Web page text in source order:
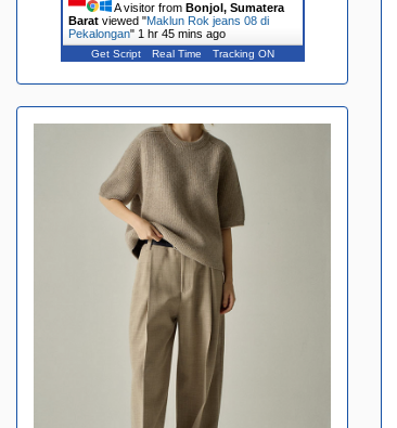
A visitor from Bonjol, Sumatera
Baratviewed "Maklun Rok jeans 08 di
Pekalongan" 1 hr 45 mins ago
Get Script Real Time Tracking ON